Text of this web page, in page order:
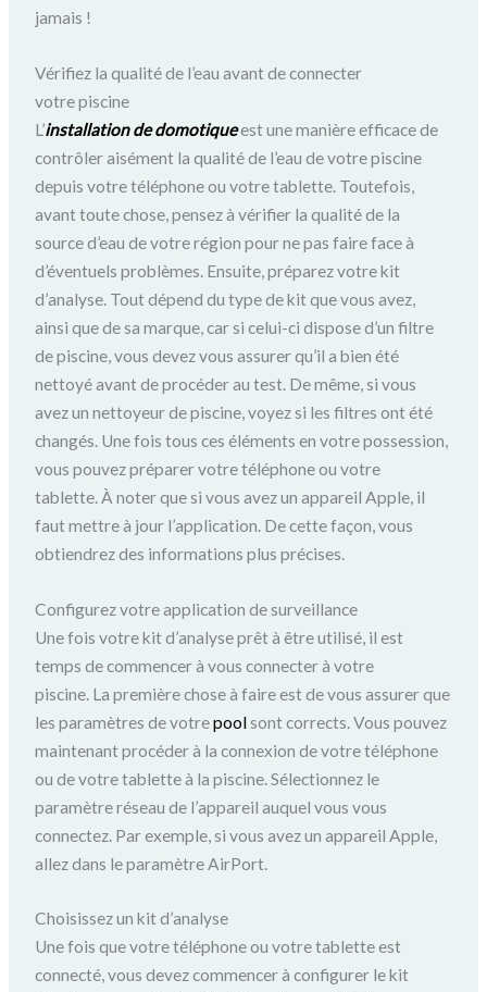
jamais !
Vérifiez la qualité de l’eau avant de connecter
votre piscine
L’installation de domotiqueest une manière efficace de
contrôler aisément la qualité de l’eau de votre piscine
depuis votre téléphone ou votre tablette. Toutefois,
avant toute chose, pensez à vérifier la qualité de la
source d’eau de votre région pour ne pas faire face à
d’éventuels problèmes. Ensuite, préparez votre kit
d’analyse. Tout dépend du type de kit que vous avez,
ainsi que de sa marque, car si celui-ci dispose d’un filtre
de piscine, vous devez vous assurer qu’il a bien été
nettoyé avant de procéder au test. De même, si vous
avez un nettoyeur de piscine, voyez si les filtres ont été
changés. Une fois tous ces éléments en votre possession,
vous pouvez préparer votre téléphone ou votre
tablette.À noter que si vous avez un appareil Apple, il
faut mettre à jour l’application. De cette façon, vous
obtiendrez des informations plus précises.
Configurez votre application de surveillance
Une fois votre kit d’analyse prêt à être utilisé, il est
temps de commencer à vous connecter à votre
piscine. La première chose à faire est de vous assurer que
les paramètres de votrepoolsont corrects. Vous pouvez
maintenant procéder à la connexion de votre téléphone
ou de votre tablette à la piscine. Sélectionnez le
paramètre réseau de l’appareil auquel vous vous
connectez. Par exemple, si vous avez un appareil Apple,
allez dans le paramètre AirPort.
Choisissez un kit d’analyse
Une fois que votre téléphone ou votre tablette est
connecté, vous devez commencer à configurer le kit